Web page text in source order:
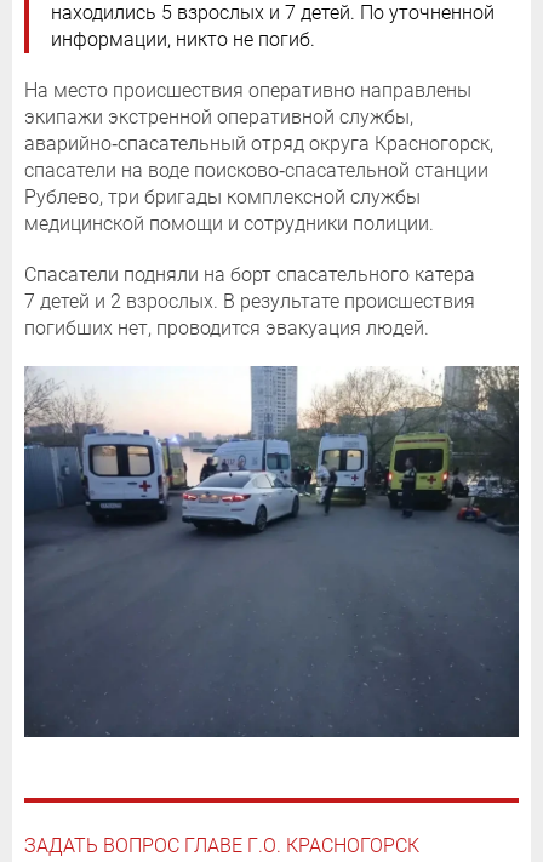
находились 5 взрослых и 7 детей. По уточненной
информации, никто не погиб.
На место происшествия оперативно направлены
экипажи экстренной оперативной службы,
аварийно‑спасательный отряд округа Красногорск,
спасатели на воде поисково‑спасательной станции
Рублево, три бригады комплексной службы
медицинской помощи и сотрудники полиции.
Спасатели подняли на борт спасательного катера
7 детей и 2 взрослых. В результате происшествия
погибших нет, проводится эвакуация людей.
ЗАДАТЬ ВОПРОС ГЛАВЕ Г.О. КРАСНОГОРСК